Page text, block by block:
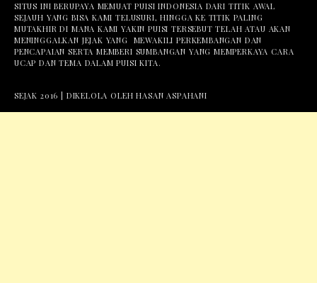
SITUS INI BERUPAYA MEMUAT PUISI INDONESIA DARI TITIK AWAL
SEJAUH YANG BISA KAMI TELUSURI, HINGGA KE TITIK PALING
MUTAKHIR DI MANA KAMI YAKIN PUISI TERSEBUT TELAH ATAU AKAN
MENINGGALKAN JEJAK YANG MEWAKILI PERKEMBANGAN DAN
PENCAPAIAN SERTA MEMBERI SUMBANGAN YANG MEMPERKAYA CARA
UCAP DAN TEMA DALAM PUISI KITA.
SEJAK 2016 | DIKELOLA OLEH HASAN ASPAHANI